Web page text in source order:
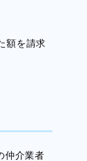
額を請求
仲介業者